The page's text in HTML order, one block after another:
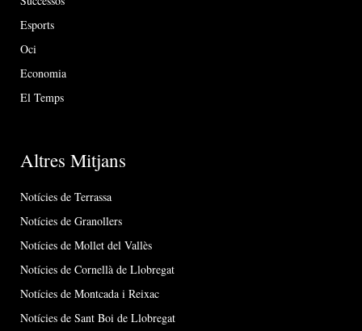
Esports
Oci
Economia
El Temps
Altres Mitjans
Notícies de Terrassa
Notícies de Granollers
Notícies de Mollet del Vallès
Notícies de Cornellà de Llobregat
Notícies de Montcada i Reixac
Notícies de Sant Boi de Llobregat